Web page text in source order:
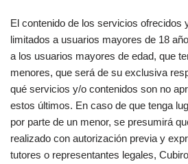
El contenido de los servicios ofrecidos
limitados a usuarios mayores de 18
a los usuarios mayores de edad, que
menores, que será de su exclusiva
qué servicios y/o contenidos son no
estos últimos. En caso de que tenga
por parte de un menor, se presumirá
realizado con autorización previa y
tutores o representantes legales,